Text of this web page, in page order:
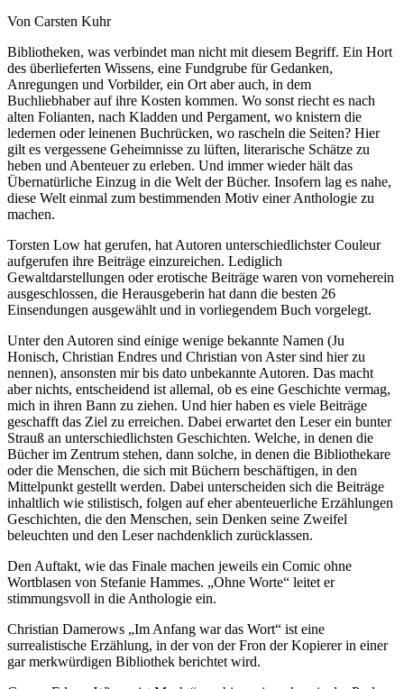
Von Carsten Kuhr
Bibliotheken, was verbindet man nicht mit diesem Begriff. Ein Hort
des überlieferten Wissens, eine Fundgrube für Gedanken,
Anregungen und Vorbilder, ein Ort aber auch, in dem
Buchliebhaber auf ihre Kosten kommen. Wo sonst riecht es nach
alten Folianten, nach Kladden und Pergament, wo knistern die
ledernen oder leinenen Buchrücken, wo rascheln die Seiten? Hier
gilt es vergessene Geheimnisse zu lüften, literarische Schätze zu
heben und Abenteuer zu erleben. Und immer wieder hält das
Übernatürliche Einzug in die Welt der Bücher. Insofern lag es nahe,
diese Welt einmal zum bestimmenden Motiv einer Anthologie zu
machen.
Torsten Low hat gerufen, hat Autoren unterschiedlichster Couleur
aufgerufen ihre Beiträge einzureichen. Lediglich
Gewaltdarstellungen oder erotische Beiträge waren von vorneherein
ausgeschlossen, die Herausgeberin hat dann die besten 26
Einsendungen ausgewählt und in vorliegendem Buch vorgelegt.
Unter den Autoren sind einige wenige bekannte Namen (Ju
Honisch, Christian Endres und Christian von Aster sind hier zu
nennen), ansonsten mir bis dato unbekannte Autoren. Das macht
aber nichts, entscheidend ist allemal, ob es eine Geschichte vermag,
mich in ihren Bann zu ziehen. Und hier haben es viele Beiträge
geschafft das Ziel zu erreichen. Dabei erwartet den Leser ein bunter
Strauß an unterschiedlichsten Geschichten. Welche, in denen die
Bücher im Zentrum stehen, dann solche, in denen die Bibliothekare
oder die Menschen, die sich mit Büchern beschäftigen, in den
Mittelpunkt gestellt werden. Dabei unterscheiden sich die Beiträge
inhaltlich wie stilistisch, folgen auf eher abenteuerliche Erzählungen
Geschichten, die den Menschen, sein Denken seine Zweifel
beleuchten und den Leser nachdenklich zurücklassen.
Den Auftakt, wie das Finale machen jeweils ein Comic ohne
Wortblasen von Stefanie Hammes. „Ohne Worte“ leitet er
stimmungsvoll in die Anthologie ein.
Christian Damerows „Im Anfang war das Wort“ ist eine
surrealistische Erzählung, in der von der Fron der Kopierer in einer
gar merkwürdigen Bibliothek berichtet wird.